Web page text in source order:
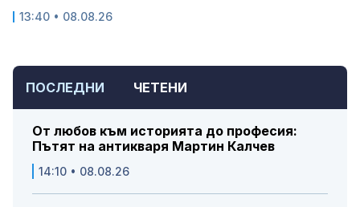
ПОСЛЕДНИ ЧЕТЕНИ
От любов към историята до професия:
Пътят на антикваря Мартин Калчев
14:10 • 08.08.26
13:40 • 08.08.26